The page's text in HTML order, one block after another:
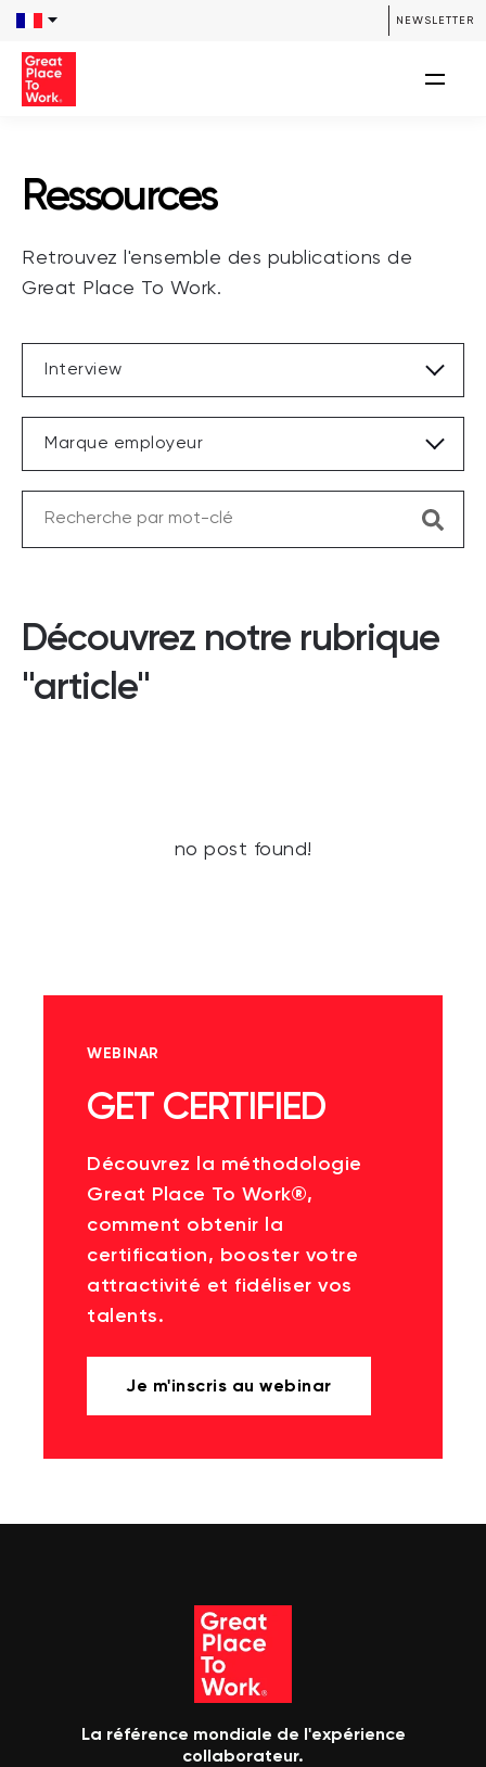
NEWSLETTER
/**** SEARCH *****/ /**** END SEARCH *****/
Ressources
Retrouvez l'ensemble des publications de
Great Place To Work.
Interview
Marque employeur
Découvrez notre rubrique
"article"
no post found!
WEBINAR
GET CERTIFIED
Découvrez la méthodologie
Great Place To Work®,
comment obtenir la
certification, booster votre
attractivité et fidéliser vos
talents.
Je m'inscris au webinar
La référence mondiale de l'expérience
collaborateur.